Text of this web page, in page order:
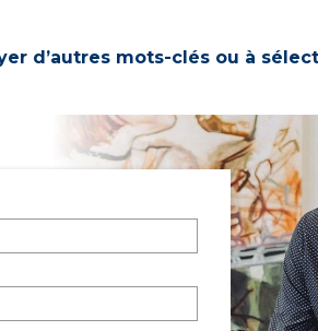
d’autres mots-clés ou à